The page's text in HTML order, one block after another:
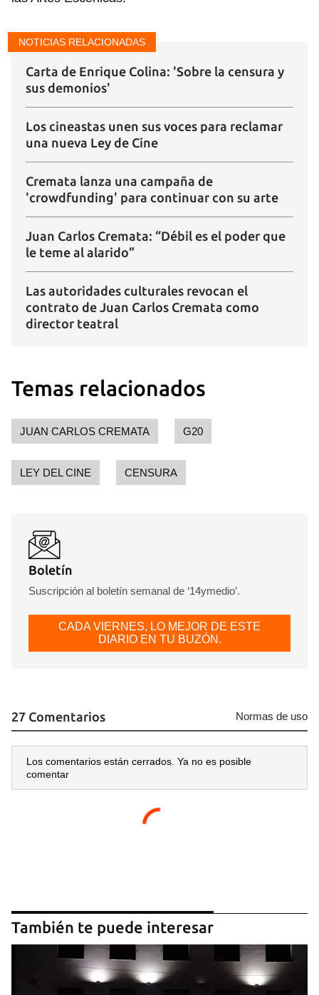
Guardar como favorito
Para poder guardar como favorito, primero has de
iniciar sesión con tu cuenta de 14ymedio.
INICIAR SESIÓN
NOTICIAS RELACIONADAS
Carta de Enrique Colina: 'Sobre la censura y
sus demonios'
Los cineastas unen sus voces para reclamar
una nueva Ley de Cine
Cremata lanza una campaña de
'crowdfunding' para continuar con su arte
Juan Carlos Cremata: “Débil es el poder que
le teme al alarido”
Las autoridades culturales revocan el
contrato de Juan Carlos Cremata como
director teatral
Temas relacionados
JUAN CARLOS CREMATA G20
LEY DEL CINE CENSURA
Boletín
Suscripción al boletín semanal de ‘14ymedio’.
CADA VIERNES, LO MEJOR DE ESTE
DIARIO EN TU BUZÓN.
27 Comentarios Normas de uso
Los comentarios están cerrados. Ya no es posible
comentar
También te puede interesar